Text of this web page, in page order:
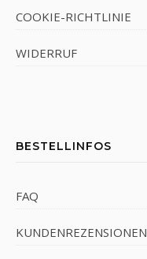
COOKIE-RICHTLINIE
WIDERRUF
BESTELLINFOS
FAQ
KUNDENREZENSIONEN